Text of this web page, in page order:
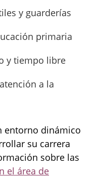
y guarderías
primaria
y tiempo libre
a la
entorno dinámico
su carrera
sobre las
el área de